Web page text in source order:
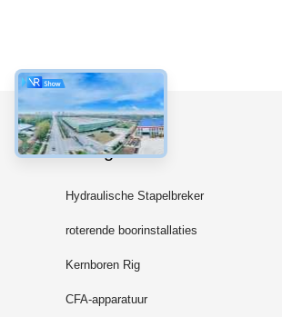
Categorieën
Hydraulische Stapelbreker
roterende boorinstallaties
Kernboren Rig
CFA-apparatuur